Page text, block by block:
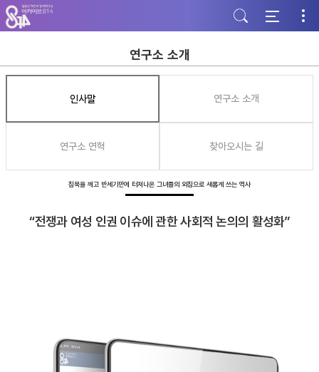
주
메
뉴
가
기
본
문
바
기
하
단
바
기
연구소 소개
인사말 연구소 소개
연구소 연혁 찾아오시는 길
침묵을 깨고 반세기만에 터져나온 그녀들의 외침으로 새롭게 쓰는 역사
“전쟁과 여성 인권 이슈에 관한 사회적 논의의 활성화”